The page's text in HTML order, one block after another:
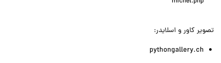
تصویر کاور و اسلایدر:
pythongallery.ch